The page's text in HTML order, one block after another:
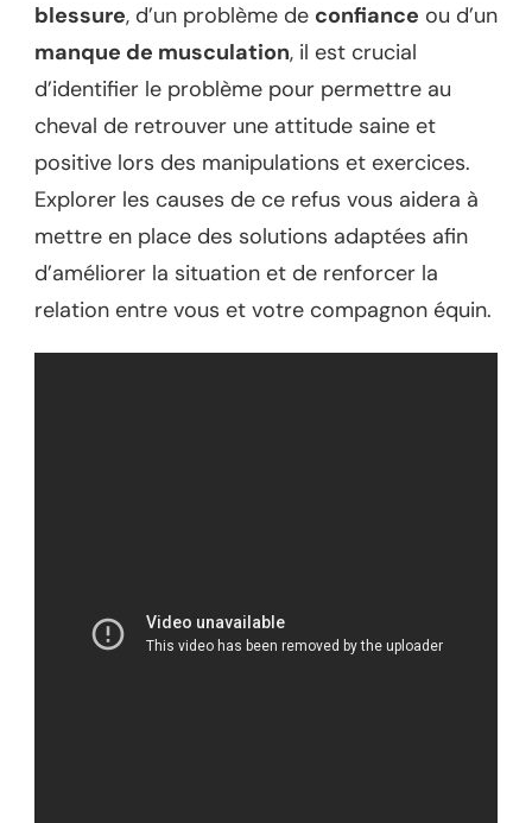
blessure, d’un problème de confiance ou d’un
manque de musculation, il est crucial
d’identifier le problème pour permettre au
cheval de retrouver une attitude saine et
positive lors des manipulations et exercices.
Explorer les causes de ce refus vous aidera à
mettre en place des solutions adaptées afin
d’améliorer la situation et de renforcer la
relation entre vous et votre compagnon équin.